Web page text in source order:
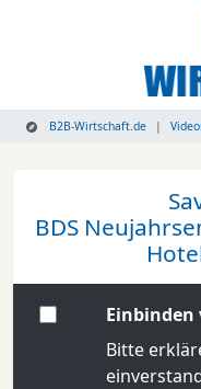
B2B-Wirtschaft.de
BDS
Einbinden
Bitte